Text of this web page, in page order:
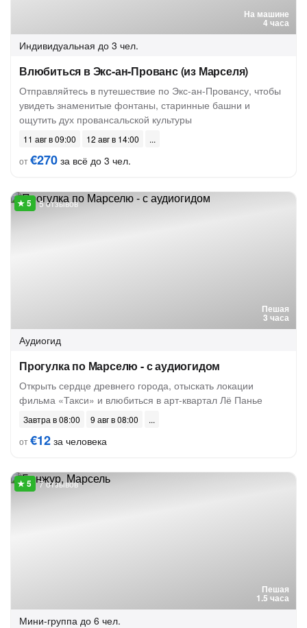
На машине
4 часа
Индивидуальная до 3 чел.
Влюбиться в Экс-ан-Прованс (из Марселя)
Отправляйтесь в путешествие по Экс-ан-Провансу, чтобы
увидеть знаменитые фонтаны, старинные башни и
ощутить дух провансальской культуры
11 авг в 09:00
12 авг в 14:00
от€270 за всё до 3 чел.
Пешая
3 часа
5 отзывов
Аудиогид
Прогулка по Марселю - с аудиогидом
Открыть сердце древнего города, отыскать локации
фильма «Такси» и влюбиться в арт-квартал Лё Панье
Завтра в 08:00
9 авг в 08:00
от€12 за человека
Пешая
1.5 часа
7 отзывов
Мини-группа до 6 чел.